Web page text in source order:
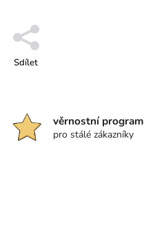
Sdílet
věrnostní program
pro stálé zákazníky